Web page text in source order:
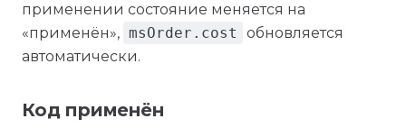
применении состояние меняется на
«применён», msOrder.cost
обновляется
автоматически.
Код применён